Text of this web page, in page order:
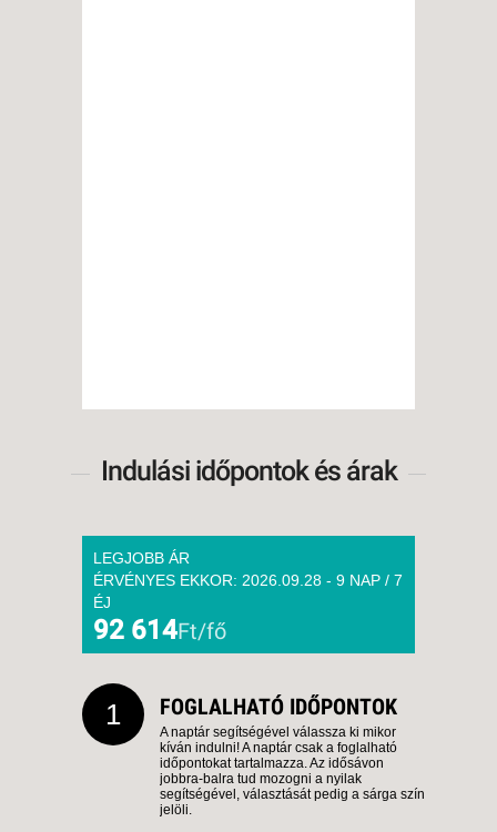
Indulási időpontok és árak
LEGJOBB ÁR
ÉRVÉNYES EKKOR: 2026.09.28 - 9 NAP / 7
ÉJ
92 614Ft/fő
1 FOGLALHATÓ IDŐPONTOK
A naptár segítségével válassza ki mikor
kíván indulni! A naptár csak a foglalható
időpontokat tartalmazza. Az idősávon
jobbra-balra tud mozogni a nyilak
segítségével, választását pedig a sárga szín
jelöli.